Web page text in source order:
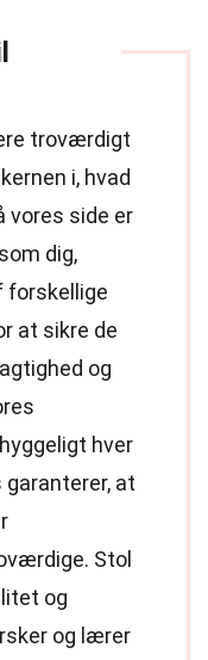
troværdigt
i, hvad
vores side er
dig,
forskellige
at sikre de
og
hver
garanterer, at
Stol
og
og lærer